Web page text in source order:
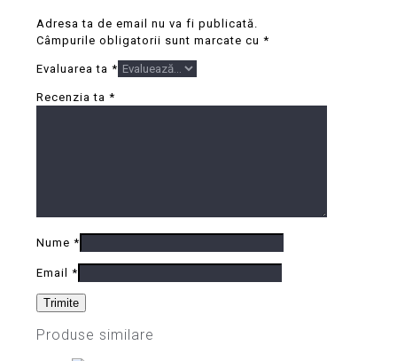
Adresa ta de email nu va fi publicată.
Câmpurile obligatorii sunt marcate cu *
Evaluarea ta *
Recenzia ta *
Nume *
Email *
Produse similare